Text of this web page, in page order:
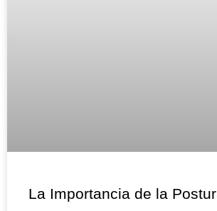
La Importancia de la